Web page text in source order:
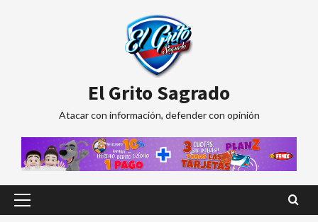
El Grito Sagrado
Atacar con información, defender con opinión
Menú